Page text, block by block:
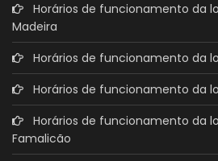
Horários de funcionamento da
Madeira
Horários de funcionamento da
Horários de funcionamento da
Horários de funcionamento da
Famalicão